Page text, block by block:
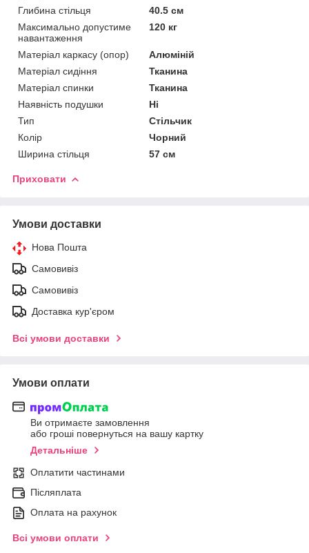
Глибина стільця
40.5 см
Максимально допустиме
навантаження
120 кг
Матеріал каркасу (опор)
Алюміній
Матеріал сидіння
Тканина
Матеріал спинки
Тканина
Наявність подушки
Ні
Тип
Стільчик
Колір
Чорний
Ширина стільця
57 см
Приховати
Умови доставки
Нова Пошта
Самовивіз
Самовивіз
Доставка кур'єром
Всі умови доставки
Умови оплати
Ви отримаєте замовлення
або гроші повернуться на вашу картку
Детальніше
Оплатити частинами
Післяплата
Оплата на рахунок
Всі умови оплати